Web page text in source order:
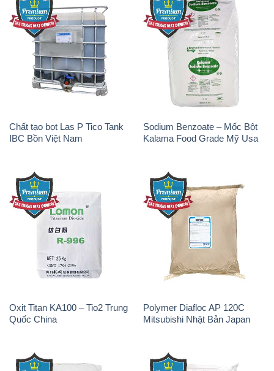
Chất tạo bọt Las P Tico Tank
IBC Bồn Việt Nam
Sodium Benzoate – Mốc Bột
Kalama Food Grade Mỹ Usa
Oxit Titan KA100 – Tio2 Trung
Quốc China
Polymer Diafloc AP 120C
Mitsubishi Nhật Bản Japan